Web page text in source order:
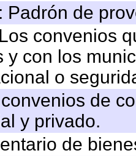
Padrón de
convenios
y con los
o
de
y privado.
de